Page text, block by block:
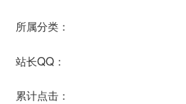
所属分类：
站长QQ：
累计点击：